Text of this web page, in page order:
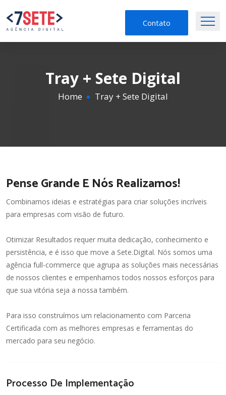
Contato
Tray + Sete Digital
Home Tray + Sete Digital
Pense Grande E Nós Realizamos!
Combinamos ideias e estratégias para criar soluções incríveis
para empresas com visão de futuro.
Otimizar Resultados requer muita dedicação, conhecimento e
persistência, e é isso que move a Sete.Digital. Nós somos uma
agência full-commerce que agrupa as soluções mais necessárias
de nossos clientes e empenhamos todos nossos esforços para
que sua vitória seja a nossa também.
Para isso construímos um relacionamento com Parceria
Certificada com as melhores empresas e ferramentas do
mercado para seu negócio.
Processo De Implementação